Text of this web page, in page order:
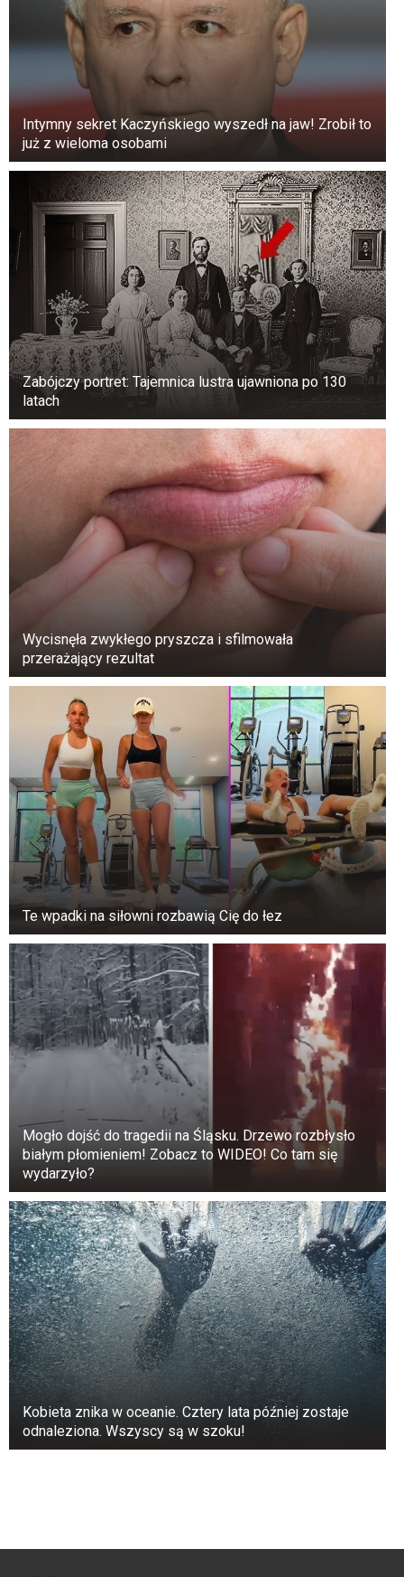
Intymny sekret Kaczyńskiego wyszedł na jaw! Zrobił to
już z wieloma osobami
Zabójczy portret: Tajemnica lustra ujawniona po 130
latach
Wycisnęła zwykłego pryszcza i sfilmowała
przerażający rezultat
Te wpadki na siłowni rozbawią Cię do łez
Mogło dojść do tragedii na Śląsku. Drzewo rozbłysło
białym płomieniem! Zobacz to WIDEO! Co tam się
wydarzyło?
Kobieta znika w oceanie. Cztery lata później zostaje
odnaleziona. Wszyscy są w szoku!